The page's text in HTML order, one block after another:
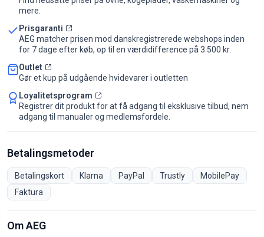
mere.
Prisgaranti
AEG matcher prisen mod danskregistrerede webshops inden
for 7 dage efter køb, op til en værdidifference på 3.500 kr.
Outlet
Gør et kup på udgående hvidevarer i outletten
Loyalitetsprogram
Registrer dit produkt for at få adgang til eksklusive tilbud, nem
adgang til manualer og medlemsfordele.
Betalingsmetoder
Betalingskort Klarna PayPal Trustly
MobilePay
Faktura
Om AEG